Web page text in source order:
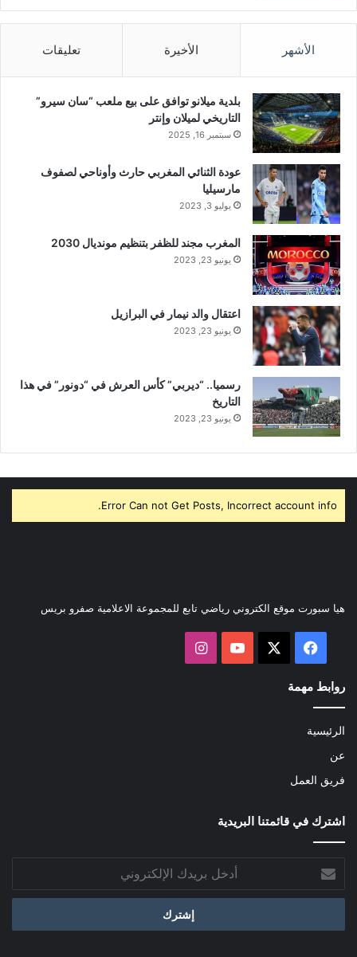
الأشهر الأخيرة تعليقات
بلدية ميلانو توافق على بيع ملعب “سان سيرو”
التاريخي لميلان وإنتر
سبتمبر 16, 2025
عودة الثنائي المغربي حارث وأوناحي لصفوف
مارسيليا
يوليو 3, 2023
المغرب مجند للظفر بتنظيم مونديال 2030
يونيو 23, 2023
اعتقال والد نيمار في البرازيل
يونيو 23, 2023
رسميا.. “ديربي” كأس العرش في “دونور” في هذا
التاريخ
يونيو 23, 2023
Error Can not Get Posts, Incorrect account info.
هيا سبورت موقع الكتروني رياضي تابع للمجموعة الاعلامية صفرو بريس
فيسبوك ‫YouTubeانستقرام
روابط مهمة
الرئيسية
عن
فريق العمل
اشترك في قائمتنا البريدية
بريدك
الإلكتروني